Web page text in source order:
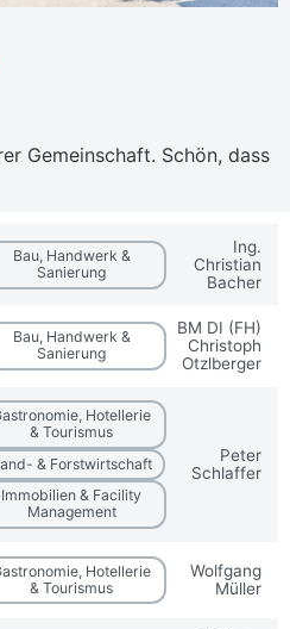
Gemeinschaft. Schön, dass
Bau, Handwerk &
Sanierung
Ing.
Christian
Bacher
Bau, Handwerk &
Sanierung
BM DI (FH)
Christoph
Otzlberger
Hotellerie
& Tourismus
& Forstwirtschaft
Immobilien & Facility
Management
Peter
Schlaffer
Hotellerie
& Tourismus
Wolfgang
Müller